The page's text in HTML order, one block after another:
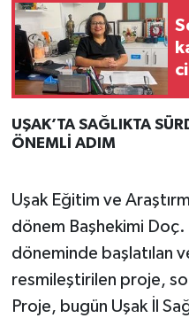
UŞAK’TA SAĞLIKTA
ÖNEMLİ ADIM
Uşak Eğitim ve
dönem Başhekimi Doç.
döneminde başlatılan
resmileştirilen proje,
Proje, bugün Uşak İl